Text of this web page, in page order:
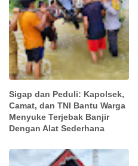
Sigap dan Peduli: Kapolsek,
Camat, dan TNI Bantu Warga
Menyuke Terjebak Banjir
Dengan Alat Sederhana